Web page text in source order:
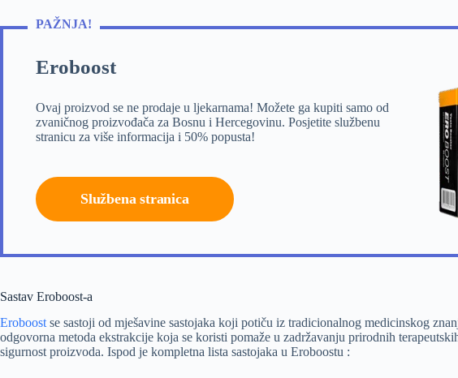
PAŽNJA!
Eroboost
Ovaj proizvod se ne prodaje u ljekarnama! Možete ga kupiti samo od
zvaničnog proizvođača za Bosnu i Hercegovinu. Posjetite službenu
stranicu za više informacija i 50% popusta!
Službena stranica
Sastav Eroboost-a
Eroboost se sastoji od mješavine sastojaka koji potiču iz tradicionalnog medicinskog
odgovorna metoda ekstrakcije koja se koristi pomaže u zadržavanju prirodnih
sigurnost proizvoda. Ispod je kompletna lista sastojaka u Eroboostu :